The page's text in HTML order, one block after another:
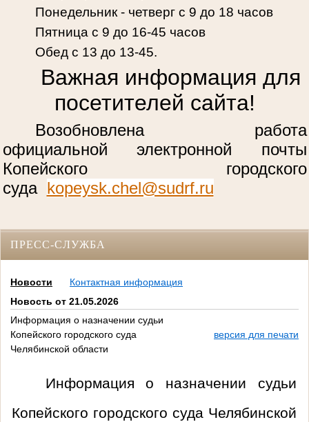
Понедельник - четверг с 9 до 18 часов
Пятница с 9 до 16-45 часов
Обед с 13 до 13-45.
Важная информация для
посетителей сайта!
Возобновлена работа
официальной электронной почты
Копейского городского
суда kopeysk.chel@sudrf.ru
ПРЕСС-СЛУЖБА
Новости
Контактная информация
Новость от 21.05.2026
Информация о назначении судьи
Копейского городского суда
Челябинской области
версия для печати
Информация о назначении судьи
Копейского городского суда Челябинской